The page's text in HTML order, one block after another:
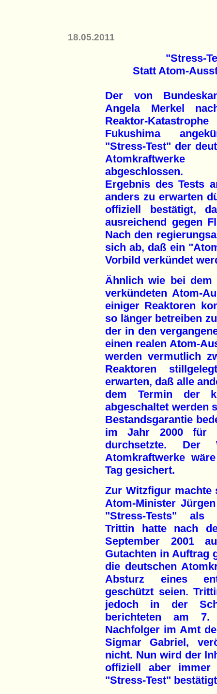
18.05.2011
"Stress-
Statt Atom-
Der von
Angela Merkel
Reaktor-
Fukushima
"Stress-Test" der
Ergebnis des Tests
anders zu erwarten
offiziell bestätigt,
ausreichend gegen
Nach den
sich ab, daß ein
Vorbild verkündet
Ähnlich wie bei dem
verkündeten Atom-
einiger Reaktoren
so länger betreiben
der in den
einen realen Atom-
werden vermutlich
Reaktoren
erwarten, daß alle
dem Termin der
abgeschaltet werden
Bestandsgarantie
im Jahr 2000 für
durchsetzte. Der
Atomkraftwerke
Tag gesichert.
Zur Witzfigur machte
Atom-Minister
"Stress-Tests" als
Trittin hatte nach
September 2001
Gutachten in Auftrag
die deutschen
Absturz eines
geschützt seien.
jedoch in der
berichteten am
Nachfolger im Amt
Sigmar Gabriel,
nicht. Nun wird der
offiziell aber immer
"Stress-Test"